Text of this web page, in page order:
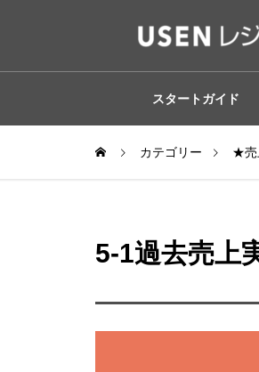
スタートガイド
カテゴリー ★売
5-1過去売上